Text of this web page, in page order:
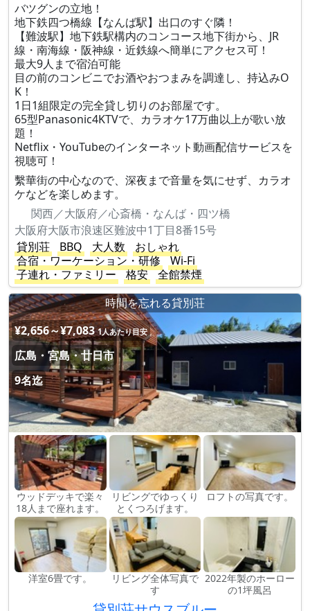
バツグンの立地！
地下鉄四つ橋線【なんば駅】出口のすぐ隣！
【難波駅】地下鉄駅構内のコンコース地下街から、JR
線・南海線・阪神線・近鉄線へ簡単にアクセス可！
最大9人まで宿泊可能
目の前のコンビニでお酒やおつまみを調達し、持込みO
K！
1日1組限定の完全貸し切りのお部屋です。
65型Panasonic4KTVで、カラオケ17万曲以上が歌い放
題！
Netflix・YouTubeのインターネット動画配信サービスを
視聴可！
繫華街の中心なので、深夜まで音量を気にせず、カラオ
ケなどを楽しめます。
関西／大阪府／心斎橋・なんば・四ツ橋
大阪府大阪市浪速区難波中1丁目8番15号
貸別荘
BBQ 大人数
おしゃれ
合宿・ワーケーション・研修
Wi-Fi
子連れ・ファミリー
格安
全館禁煙
時間を忘れる貸別荘
¥2,656～¥7,083 1人あたり目安
広島・宮島・廿日市
9名迄
ウッドデッキで楽々
18人まで座れます。
リビングでゆっくり
とくつろげます。
ロフトの写真です。
洋室6畳です。
リビング全体写真で
す
2022年製のホーロー
の1坪風呂